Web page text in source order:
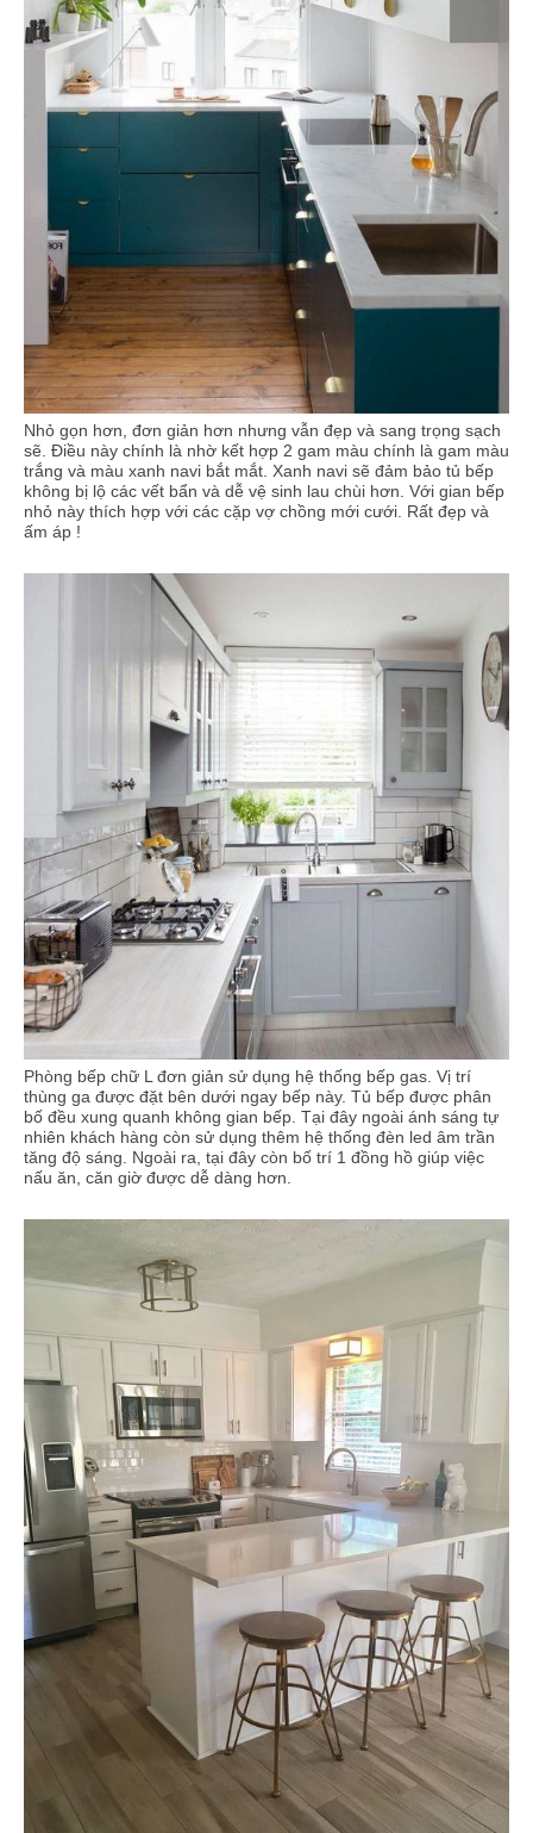
Nhỏ gọn hơn, đơn giản hơn nhưng vẫn đẹp và sang trọng sạch
sẽ. Điều này chính là nhờ kết hợp 2 gam màu chính là gam màu
trắng và màu xanh navi bắt mắt. Xanh navi sẽ đảm bảo tủ bếp
không bị lộ các vết bẩn và dễ vệ sinh lau chùi hơn. Với gian bếp
nhỏ này thích hợp với các cặp vợ chồng mới cưới. Rất đẹp và
ấm áp !
Phòng bếp chữ L đơn giản sử dụng hệ thống bếp gas. Vị trí
thùng ga được đặt bên dưới ngay bếp này. Tủ bếp được phân
bố đều xung quanh không gian bếp. Tại đây ngoài ánh sáng tự
nhiên khách hàng còn sử dụng thêm hệ thống đèn led âm trần
tăng độ sáng. Ngoài ra, tại đây còn bố trí 1 đồng hồ giúp việc
nấu ăn, căn giờ được dễ dàng hơn.